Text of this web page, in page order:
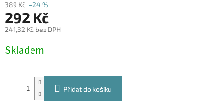
389 Kč –24 %
292 Kč
241,32 Kč bez DPH
cena:
Skladem
Přidat do košíku